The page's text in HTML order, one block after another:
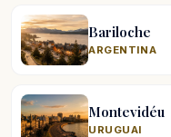
Bariloche
ARGENTINA
Montevidéu
URUGUAI